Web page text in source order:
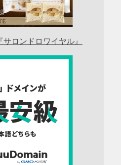
ロンドロワイヤル』